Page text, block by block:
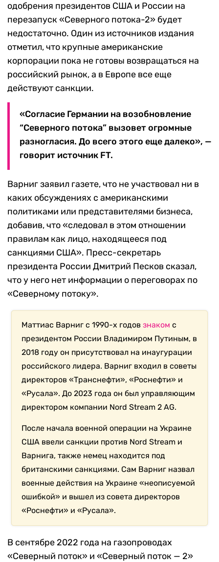
одобрения президентов США и России на
перезапуск «Северного потока-2» будет
недостаточно. Один из источников издания
отметил, что крупные американские
корпорации пока не готовы возвращаться на
российский рынок, а в Европе все еще
действуют санкции.
«Согласие Германии на возобновление
“Северного потока” вызовет огромные
разногласия. До всего этого еще далеко», —
говорит источник FT.
Варниг заявил газете, что не участвовал ни в
каких обсуждениях с американскими
политиками или представителями бизнеса,
добавив, что «следовал в этом отношении
правилам как лицо, находящееся под
санкциями США». Пресс-секретарь
президента России Дмитрий Песков сказал,
что у него нет информации о переговорах по
«Северному потоку».
Маттиас Варниг с 1990-х годовзнаком с
президентом России Владимиром Путиным, в
2018 году он присутствовал на инаугурации
российского лидера. Варниг входил в советы
директоров «Транснефти», «Роснефти» и
«Русала». До 2023 года он был управляющим
директором компании Nord Stream 2 AG.
После начала военной операции на Украине
США ввели санкции против Nord Stream и
Варнига, также немец находится под
британскими санкциями. Сам Варниг назвал
военные действия на Украине «неописуемой
ошибкой» и вышел из совета директоров
«Роснефти» и «Русала».
В сентябре 2022 года на газопроводах
«Северный поток» и «Северный поток — 2»